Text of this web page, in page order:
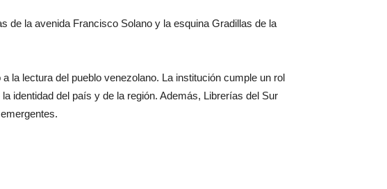
de la avenida Francisco Solano y la esquina Gradillas de la
la lectura del pueblo venezolano. La institución cumple un rol
identidad del país y de la región. Además, Librerías del Sur